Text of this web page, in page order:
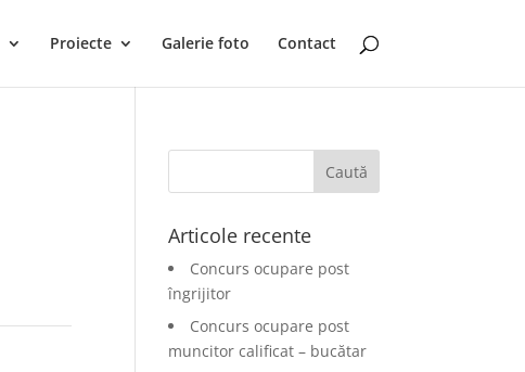
Proiecte Galerie foto Contact
Articole recente
Concurs ocupare post
îngrijitor
Concurs ocupare post
muncitor calificat – bucătar